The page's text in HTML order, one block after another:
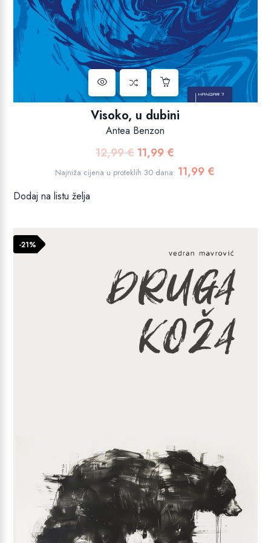
Visoko, u dubini
Antea Benzon
12,99€ Izvorna
cijena
11,99 €
cijena
Najniža cijena u proteklih 30 dana: 11,99 €
Dodaj na listu želja
-21%